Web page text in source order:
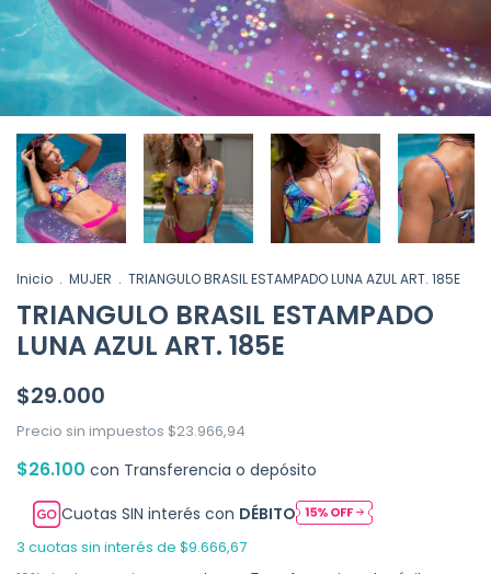
Inicio . MUJER . TRIANGULO BRASIL ESTAMPADO LUNA AZUL ART. 185E
TRIANGULO BRASIL ESTAMPADO
LUNA AZUL ART. 185E
$29.000
Precio sin impuestos $23.966,94
$26.100 con Transferencia o depósito
Cuotas SIN interés con DÉBITO
3 cuotas sin interés de $9.666,67